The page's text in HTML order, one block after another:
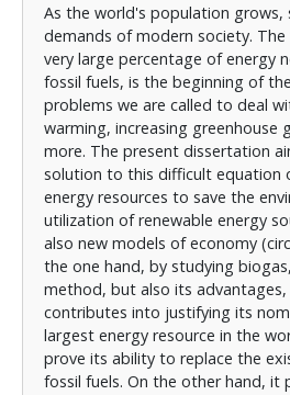
αντικαταστήσει τις απαιτήσεις
Από την άλλη πλευρά,
μετάβασης από το γραμμικό
την παράλληλη ανάπτυξη της
Ως ένα μοντέλο βιώσιμης
έμφαση στην
ανακύκλωση και κατά συνέπεια
της αξίας των προϊόντων και
φάσεις του κύκλου ζωής τους, η
μπορεί να λειτουργήσει ως
εξοικονόμηση πόρων στην
βιοαερίου στην Κυκλική
δυνατότητα στην Ελλάδα τόσο
κοινωνικοοικονομικό όσο και
λειτουργήσει σε τροχιά
As the world's population grows,
demands of modern society.
very large percentage of energy
fossil fuels, is the beginning of
problems we are called to deal
warming, increasing greenhouse
more. The present dissertation
solution to this difficult equation
energy resources to save the
utilization of renewable energy
also new models of economy
the one hand, by studying
method, but also its
contributes into justifying its
largest energy resource in the
prove its ability to replace the
fossil fuels. On the other hand, it